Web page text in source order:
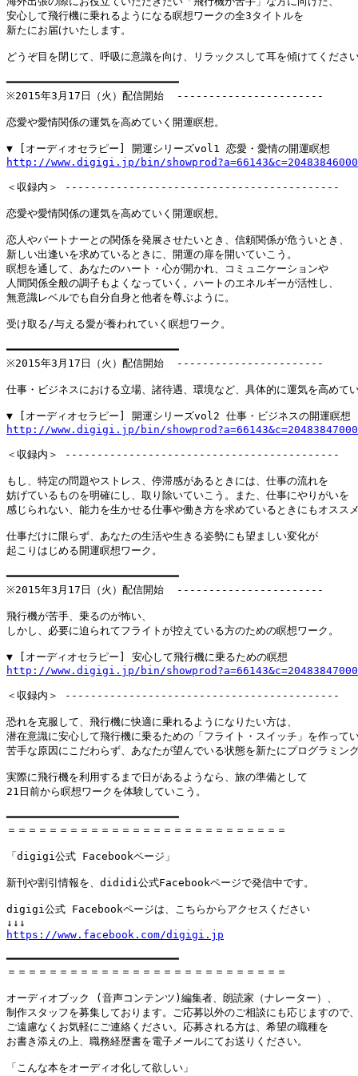
安心して飛行機に乗れるようになる瞑想ワークの全3タイトルを
新たにお届けいたします。
どうぞ目を閉じて、呼吸に意識を向け、リラックスして耳を傾けてください
━━━━━━━━━━━━━━━━━━━━━━━━━━━
※2015年3月17日（火）配信開始  -----------------------
恋愛や愛情関係の運気を高めていく開運瞑想。
http://www.digigi.jp/bin/
＜収録内＞ -------------------------------------------
恋愛や愛情関係の運気を高めていく開運瞑想。
恋人やパートナーとの関係を発展させたいとき、信頼関係が危ういとき、
新しい出逢いを求めているときに、開運の扉を開いていこう。
瞑想を通して、あなたのハート・心が開かれ、コミュニケーションや
人間関係全般の調子もよくなっていく。ハートのエネルギーが活性し、
無意識レベルでも自分自身と他者を尊ぶように。
受け取る/与える愛が養われていく瞑想ワーク。
━━━━━━━━━━━━━━━━━━━━━━━━━━━
※2015年3月17日（火）配信開始  -----------------------
仕事・ビジネスにおける立場、諸待遇、環境など、具体的に運気を高めてい
http://www.digigi.jp/bin/
＜収録内＞ -------------------------------------------
もし、特定の問題やストレス、停滞感があるときには、仕事の流れを
妨げているものを明確にし、取り除いていこう。また、仕事にやりがいを
感じられない、能力を生かせる仕事や働き方を求めているときにもオススメ
仕事だけに限らず、あなたの生活や生きる姿勢にも望ましい変化が
起こりはじめる開運瞑想ワーク。
━━━━━━━━━━━━━━━━━━━━━━━━━━━
※2015年3月17日（火）配信開始  -----------------------
飛行機が苦手、乗るのが怖い、
しかし、必要に迫られてフライトが控えている方のための瞑想ワーク。
http://www.digigi.jp/bin/
＜収録内＞ -------------------------------------------
恐れを克服して、飛行機に快適に乗れるようになりたい方は、
潜在意識に安心して飛行機に乗るための「フライト・スイッチ」を作ってい
苦手な原因にこだわらず、あなたが望んでいる状態を新たにプログラミング
実際に飛行機を利用するまで日があるようなら、旅の準備として
21日前から瞑想ワークを体験していこう。
━━━━━━━━━━━━━━━━━━━━━━━━━━━
＝＝＝＝＝＝＝＝＝＝＝＝＝＝＝＝＝＝＝＝＝＝＝＝＝＝＝
「digigi公式 Facebookページ」
新刊や割引情報を、dididi公式Facebookページで発信中です。
digigi公式 Facebookページは、こちらからアクセスください
https://www.facebook.com/digigi.jp
━━━━━━━━━━━━━━━━━━━━━━━━━━━
＝＝＝＝＝＝＝＝＝＝＝＝＝＝＝＝＝＝＝＝＝＝＝＝＝＝＝
オーディオブック (音声コンテンツ)編集者、朗読家（ナレーター）、
制作スタッフを募集しております。ご応募以外のご相談にも応じますので、
ご遠慮なくお気軽にご連絡ください。応募される方は、希望の職種を
お書き添えの上、職務経歴書を電子メールにてお送りください。
「こんな本をオーディオ化して欲しい」